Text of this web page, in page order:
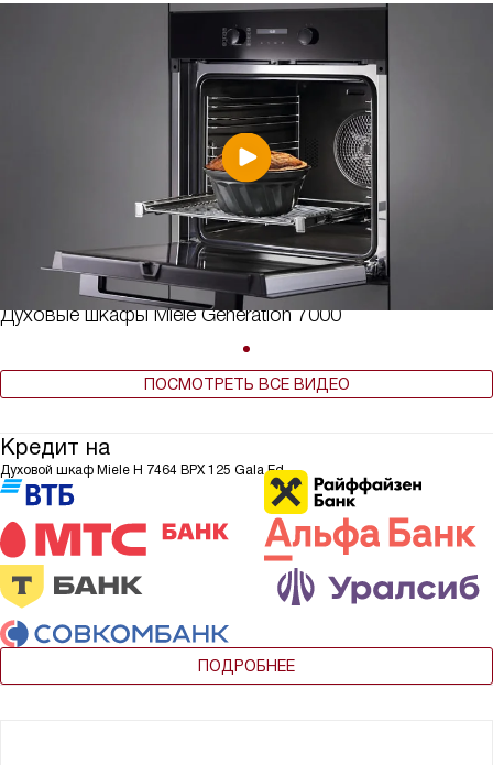
Духовые шкафы Miele Generation 7000
ПОСМОТРЕТЬ ВСЕ ВИДЕО
Кредит на
Духовой шкаф Miele H 7464 BPX 125 Gala Ed
ПОДРОБНЕЕ